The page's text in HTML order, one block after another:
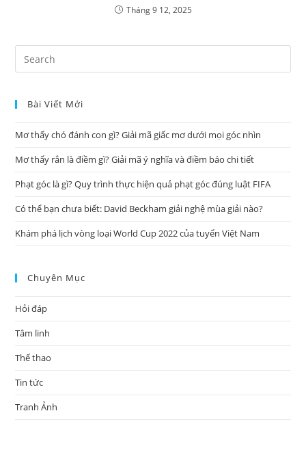
Tháng 9 12, 2025
Bài Viết Mới
Mơ thấy chó đánh con gì? Giải mã giấc mơ dưới mọi góc nhìn
Mơ thấy rắn là điềm gì? Giải mã ý nghĩa và điềm báo chi tiết
Phạt góc là gì? Quy trình thực hiện quả phạt góc đúng luật FIFA
Có thể bạn chưa biết: David Beckham giải nghệ mùa giải nào?
Khám phá lịch vòng loại World Cup 2022 của tuyển Việt Nam
Chuyên Mục
Hỏi đáp
Tâm linh
Thể thao
Tin tức
Tranh Ảnh